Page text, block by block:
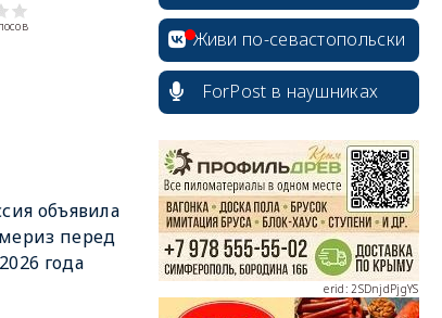
объявила
перед
года
Живи по-севастопольски
ForPost в наушниках
erid: 2SDnjdPjgYS